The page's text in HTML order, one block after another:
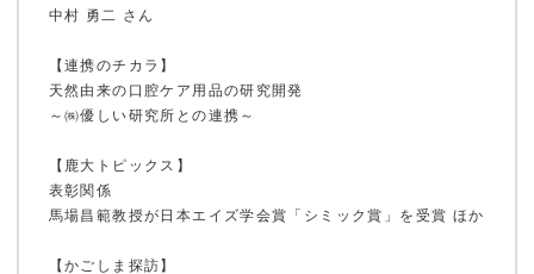
鹿大ジャーナル
鹿大だより
中村 勇二 さん
【連携のチカラ】
天然由来の口腔ケア用品の研究開発
～㈱優しい研究所との連携～
【鹿大トピックス】
表彰関係
馬場昌範教授が日本エイズ学会賞「シミック賞」を受賞 ほか
【かごしま探訪】